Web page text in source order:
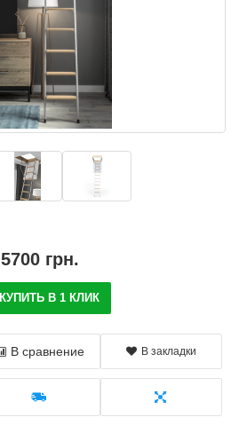
5700 грн.
КУПИТЬ В 1 КЛИК
В сравнение В закладки